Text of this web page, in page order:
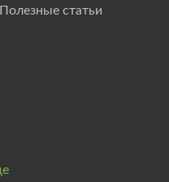
Полезные статьи